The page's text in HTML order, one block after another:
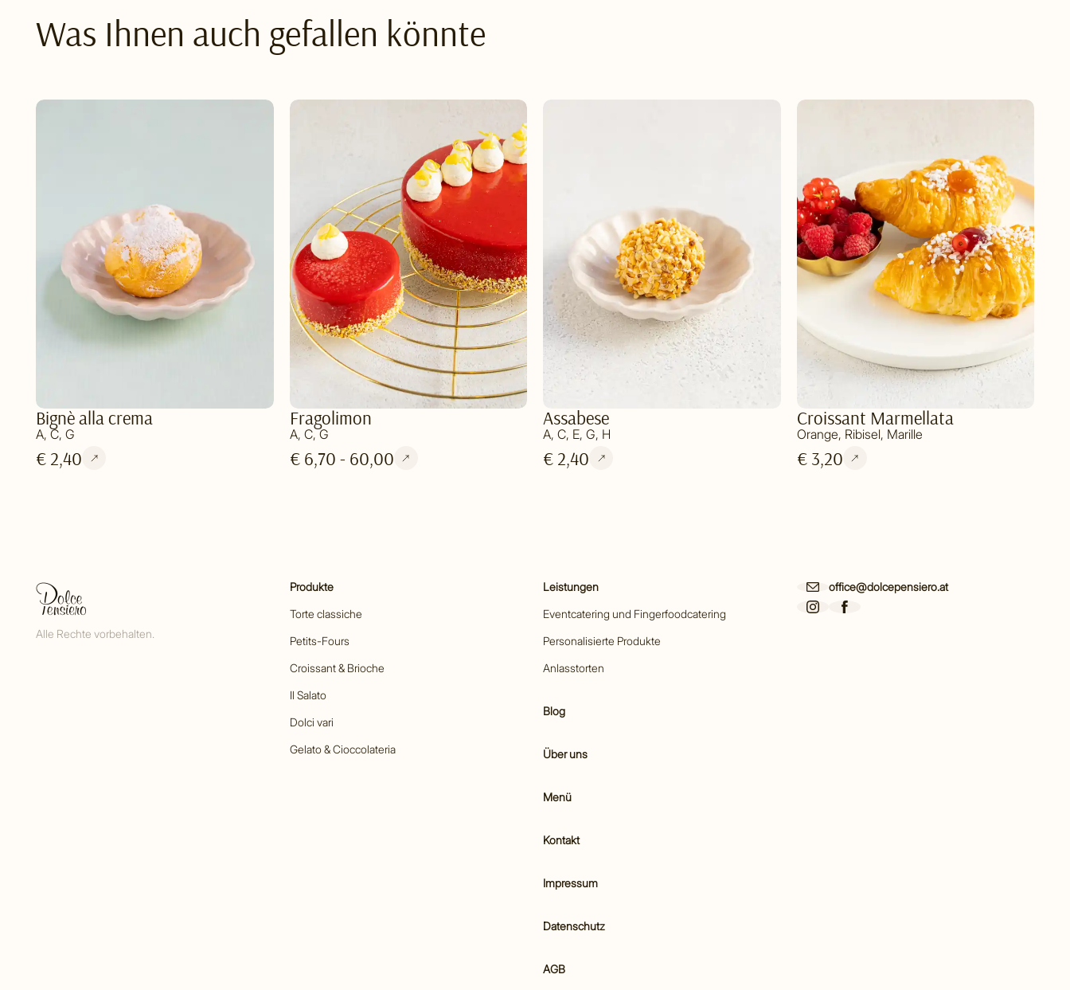
Was Ihnen auch gefallen könnte
Bignè alla crema
A, C, G
€ 2,40
Fragolimon
A, C, G
€ 6,70 - 60,00
Assabese
A, C, E, G, H
€ 2,40
Croissant Marmellata
Orange, Ribisel, Marille
€ 3,20
Alle Rechte vorbehalten.
Produkte
Torte classiche
Petits-Fours
Croissant & Brioche
Il Salato
Dolci vari
Gelato & Cioccolateria
Leistungen
Eventcatering und Fingerfoodcatering
Personalisierte Produkte
Anlasstorten
Blog
Über uns
Menü
Kontakt
Impressum
Datenschutz
AGB
office@dolcepensiero.at